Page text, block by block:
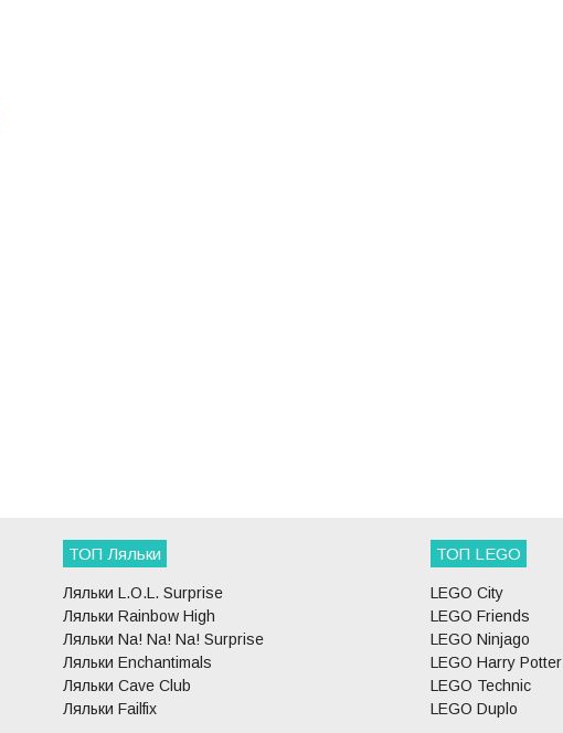
ТОП Ляльки
Ляльки L.O.L. Surprise
Ляльки Rainbow High
Ляльки Na! Na! Na! Surprise
Ляльки Enchantimals
Ляльки Cave Club
Ляльки Failfix
ТОП LEGO
LEGO City
LEGO Friends
LEGO Ninjago
LEGO Harry Potter
LEGO Technic
LEGO Duplo